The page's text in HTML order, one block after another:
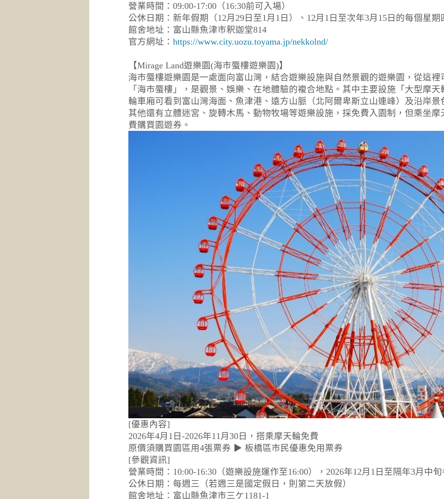
營業時間：09:00-17:00（16:30前可入場）
公休日期：新年假期（12月29日至1月1日）、12月1日至次年3月15日的每個星
館舍地址：富山縣魚津市釈迦堂814
官方網址： https://www.city.uozu.toyama.jp/nekkolnd/
【Mirage Land遊樂園(海市蜃樓遊樂園)】
海市蜃樓遊樂園是一處面向富山灣，結合遊樂設施與自然景觀的遊樂園，從這
「海市蜃樓」，是觀景、娛樂、在地體驗的複合地點。其中主要設施「大型摩
輪車廂可看到富山灣海面、魚津港、遠方山脈（北阿爾卑斯立山連峰）及沿岸
其他還有立體迷宮、旋轉木馬、動物牧場等遊樂設施，採免費入園制，但乘坐
費購買園遊券。
[優惠內容]
2026年4月1日-2026年11月30日，搭乘摩天輪免費
原價須購買園區用4張票券 ▶ 板橋區市民優惠免用票券
[參觀資訊]
營業時間：10:00-16:30（遊樂設施運作至16:00），2026年12月1日至隔年3月中
公休日期：每週三（若週三是國定假日，則第二天放假）
館舍地址：富山縣魚津市三ケ1181-1